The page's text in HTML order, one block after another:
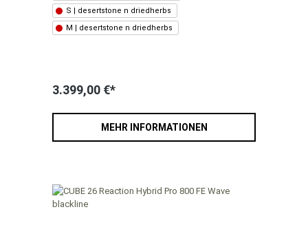
S | desertstone n driedherbs
M | desertstone n driedherbs
3.399,00 €*
MEHR INFORMATIONEN